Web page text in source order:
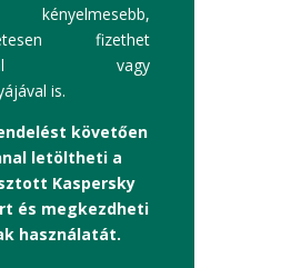
fizethet
lal vagy
is.
követően
letöltheti a
Kaspersky
és megkezdheti
használatát.